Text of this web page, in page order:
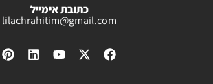
כתובת אימייל
lilachrahitim@gmail.com